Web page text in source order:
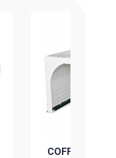
COFFRE EN